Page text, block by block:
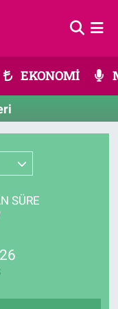
EKONOMİ
SÜRE